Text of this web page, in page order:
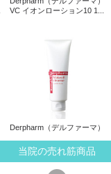
VC イオンローション10 1...
Derpharm（デルファーマ）
当院の売れ筋商品